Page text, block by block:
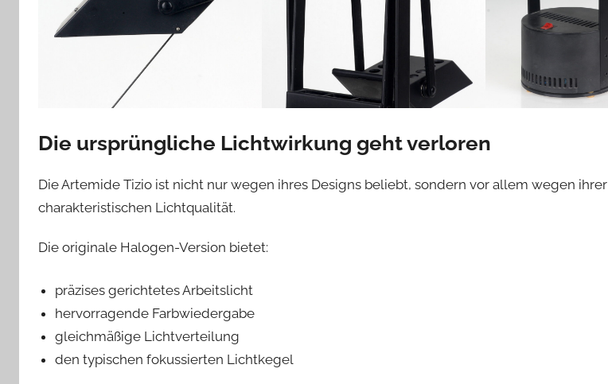
Die ursprüngliche Lichtwirkung geht verloren
Die Artemide Tizio ist nicht nur wegen ihres Designs beliebt, sondern vor allem wegen ihrer
charakteristischen Lichtqualität.
Die originale Halogen-Version bietet:
präzises gerichtetes Arbeitslicht
hervorragende Farbwiedergabe
gleichmäßige Lichtverteilung
den typischen fokussierten Lichtkegel